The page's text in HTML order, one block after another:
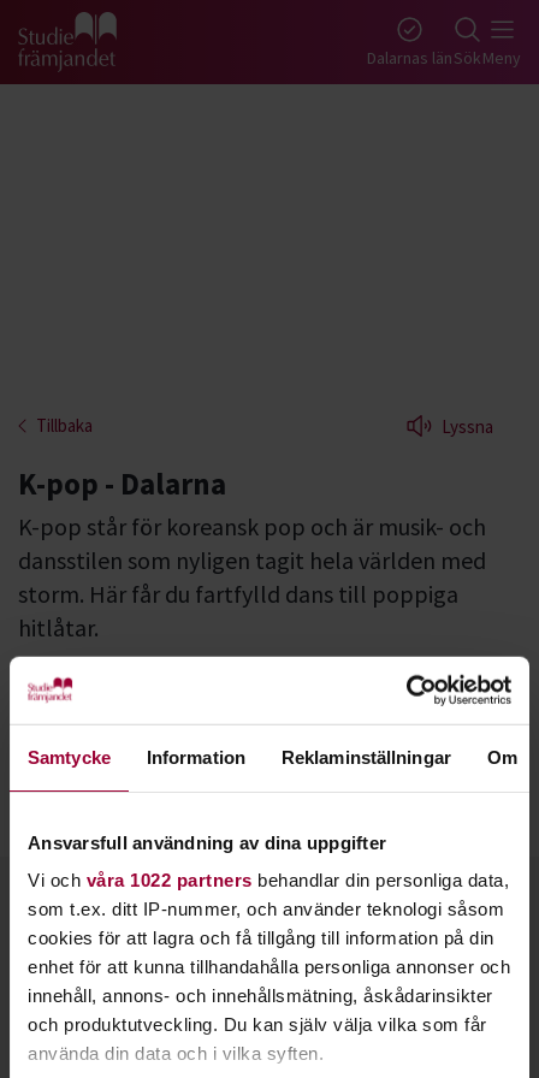
Samtycke Information Reklaminställningar Om
Ansvarsfull användning av dina uppgifter
Vi och våra 1022 partners behandlar din personliga data,
som t.ex. ditt IP-nummer, och använder teknologi såsom
cookies för att lagra och få tillgång till information på din
enhet för att kunna tillhandahålla personliga annonser och
innehåll, annons- och innehållsmätning, åskådarinsikter
och produktutveckling. Du kan själv välja vilka som får
använda din data och i vilka syften.
Gå till studiefrämjandets startsida Dalarnas länSökMeny
Tillbaka Lyssna
K-pop - Dalarna
K-pop står för koreansk pop och är musik- och
dansstilen som nyligen tagit hela världen med
storm. Här får du fartfylld dans till poppiga
hitlåtar.
I en K-popkurs lär du dig grundstegen som finns i de
populäraste K-poplåtarna. Samtidigt förbättrar du din
I den här dansen släpper du loss till snygga melodier och
Kontakt